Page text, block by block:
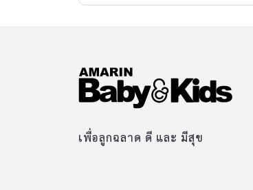
เพื่อลูกฉลาด ดี และ มีสุข